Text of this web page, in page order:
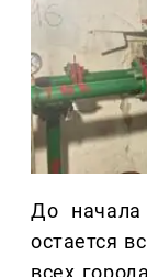
До начала
остается